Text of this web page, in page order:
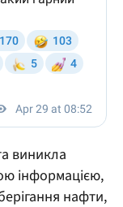
виникла
інформацією,
нафти,